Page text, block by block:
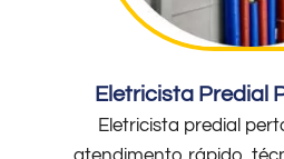
Eletricista Predial
Eletricista predial